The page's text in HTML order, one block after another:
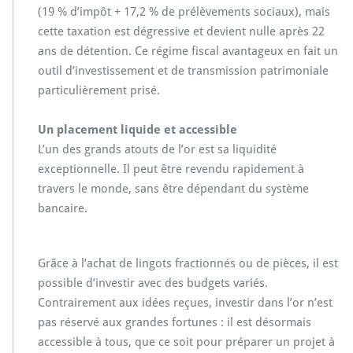
(19 % d’impôt + 17,2 % de prélèvements sociaux), mais
cette taxation est dégressive et devient nulle après 22
ans de détention. Ce régime fiscal avantageux en fait un
outil d’investissement et de transmission patrimoniale
particulièrement prisé.
Un placement liquide et accessible
L’un des grands atouts de l’or est sa liquidité
exceptionnelle. Il peut être revendu rapidement à
travers le monde, sans être dépendant du système
bancaire.
Grâce à l’achat de lingots fractionnés ou de pièces, il est
possible d’investir avec des budgets variés.
Contrairement aux idées reçues, investir dans l’or n’est
pas réservé aux grandes fortunes : il est désormais
accessible à tous, que ce soit pour préparer un projet à